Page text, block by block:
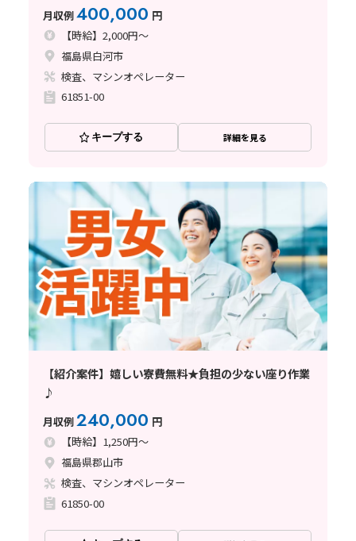
月収例400,000 円
【時給】2,000円～
福島県白河市
検査、マシンオペレーター
61851-00
キープする 詳細を見る
【紹介案件】嬉しい寮費無料★負担の少ない座り作業
♪
月収例240,000 円
【時給】1,250円～
福島県郡山市
検査、マシンオペレーター
61850-00